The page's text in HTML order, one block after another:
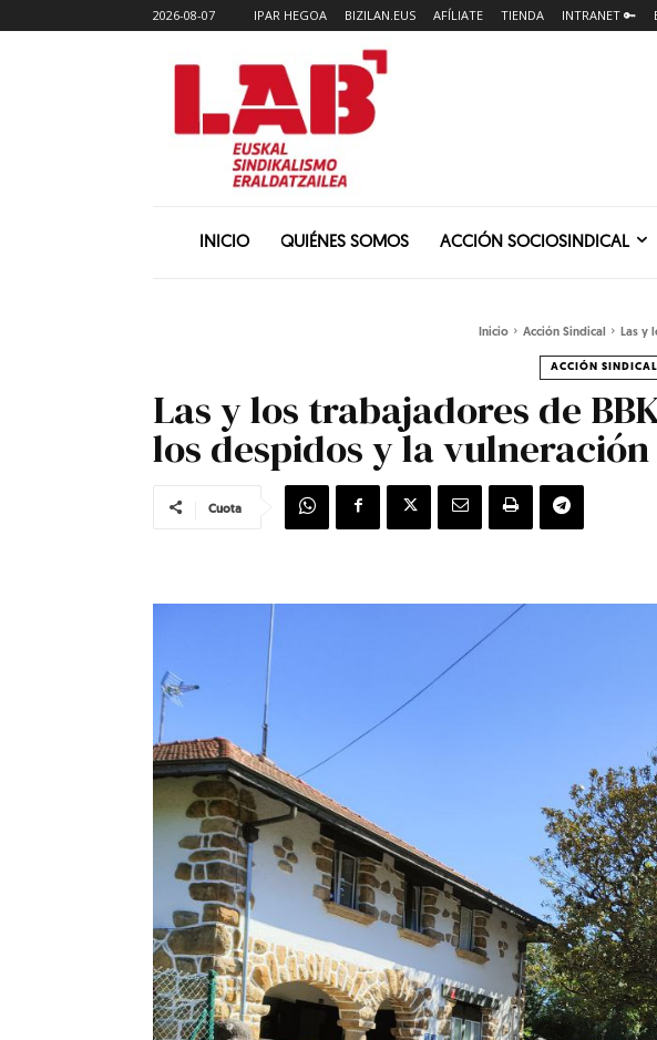
2026-08-07 IPAR HEGOA BIZILAN.EUS AFÍLIATE TIENDA INTRANET 🔑
INICIO QUIÉNES SOMOS ACCIÓN SOCIOSINDICAL
Inicio Acción Sindical Las y
ACCIÓN SINDICAL
Las y los trabajadores de
los despidos y la
Cuota